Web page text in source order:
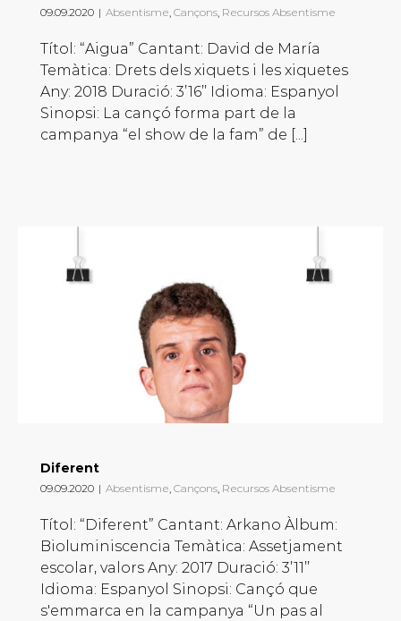
09.09.2020 | Absentisme, Cançons, Recursos Absentisme
Títol: “Aigua” Cantant: David de María
Temàtica: Drets dels xiquets i les xiquetes
Any: 2018 Duració: 3’16’’ Idioma: Espanyol
Sinopsi: La cançó forma part de la
campanya “el show de la fam” de [...]
Diferent
09.09.2020 | Absentisme, Cançons, Recursos Absentisme
Títol: “Diferent” Cantant: Arkano Àlbum:
Bioluminiscencia Temàtica: Assetjament
escolar, valors Any: 2017 Duració: 3’11’’
Idioma: Espanyol Sinopsi: Cançó que
s'emmarca en la campanya “Un pas al